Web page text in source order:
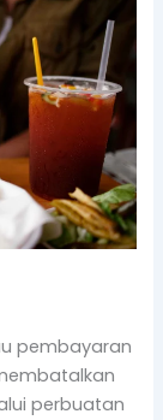
pembayaran
perbuatan